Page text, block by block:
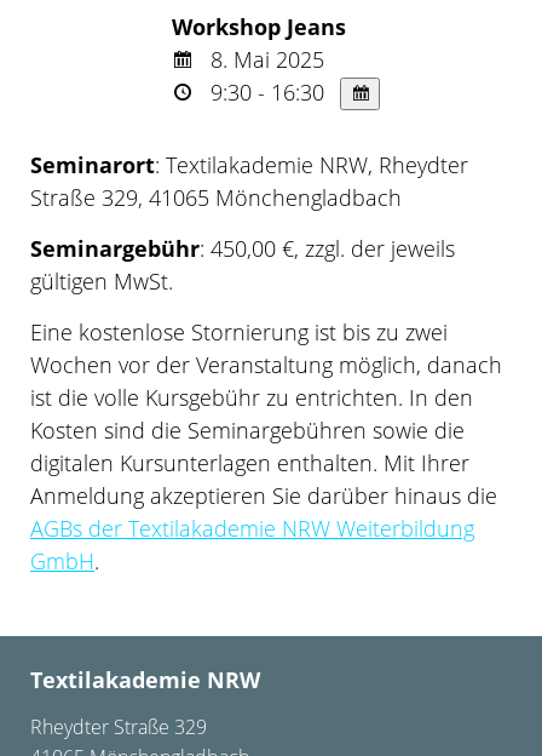
Workshop Jeans
8. Mai 2025
9:30 - 16:30
Seminarort: Textilakademie NRW, Rheydter
Straße 329, 41065 Mönchengladbach
Seminargebühr: 450,00 €, zzgl. der jeweils
gültigen MwSt.
Eine kostenlose Stornierung ist bis zu zwei
Wochen vor der Veranstaltung möglich, danach
ist die volle Kursgebühr zu entrichten. In den
Kosten sind die Seminargebühren sowie die
digitalen Kursunterlagen enthalten. Mit Ihrer
Anmeldung akzeptieren Sie darüber hinaus die
AGBs der Textilakademie NRW Weiterbildung
GmbH.
Textilakademie NRW
Rheydter Straße 329